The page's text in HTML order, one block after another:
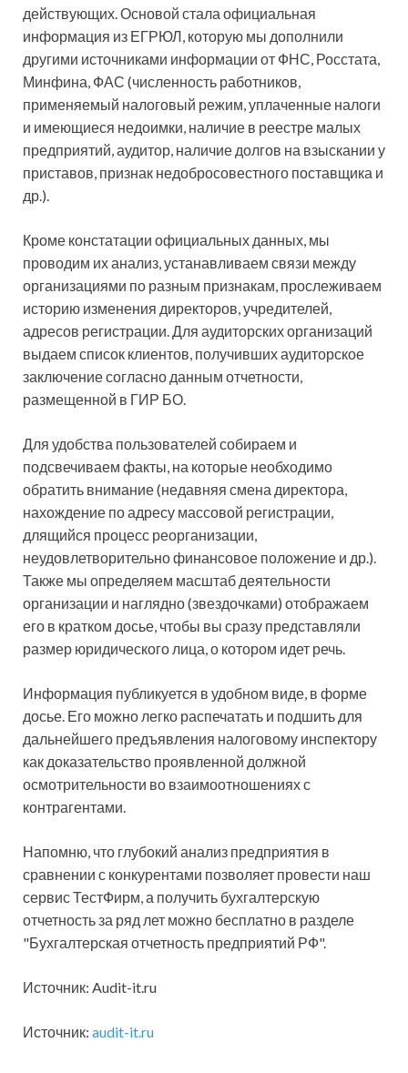
действующих. Основой стала официальная
информация из ЕГРЮЛ, которую мы дополнили
другими источниками информации от ФНС, Росстата,
Минфина, ФАС (численность работников,
применяемый налоговый режим, уплаченные налоги
и имеющиеся недоимки, наличие в реестре малых
предприятий, аудитор, наличие долгов на взыскании у
приставов, признак недобросовестного поставщика и
др.).
Кроме констатации официальных данных, мы
проводим их анализ, устанавливаем связи между
организациями по разным признакам, прослеживаем
историю изменения директоров, учредителей,
адресов регистрации. Для аудиторских организаций
выдаем список клиентов, получивших аудиторское
заключение согласно данным отчетности,
размещенной в ГИР БО.
Для удобства пользователей собираем и
подсвечиваем факты, на которые необходимо
обратить внимание (недавняя смена директора,
нахождение по адресу массовой регистрации,
длящийся процесс реорганизации,
неудовлетворительно финансовое положение и др.).
Также мы определяем масштаб деятельности
организации и наглядно (звездочками) отображаем
его в кратком досье, чтобы вы сразу представляли
размер юридического лица, о котором идет речь.
Информация публикуется в удобном виде, в форме
досье. Его можно легко распечатать и подшить для
дальнейшего предъявления налоговому инспектору
как доказательство проявленной должной
осмотрительности во взаимоотношениях с
контрагентами.
Напомню, что глубокий анализ предприятия в
сравнении с конкурентами позволяет провести наш
сервис ТестФирм, а получить бухгалтерскую
отчетность за ряд лет можно бесплатно в разделе
"Бухгалтерская отчетность предприятий РФ".
Источник: Audit-it.ru
Источник: audit-it.ru